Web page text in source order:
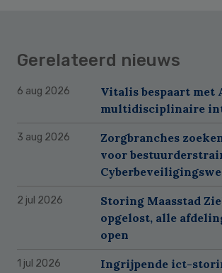
Gerelateerd nieuws
6 aug 2026
Vitalis bespaart
multidisciplinaire
3 aug 2026
Zorgbranches
voor
2 jul 2026
Storing Maasstad
opgelost, alle
open
1 jul 2026
Ingrijpende ict-